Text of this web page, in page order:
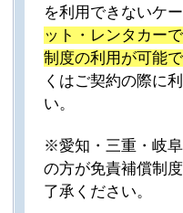
を利用できないケ
ット・レンタカー
制度の利用が可能
くはご契約の際に
い。
※愛知・三重・岐
の方が免責補償制
了承ください。